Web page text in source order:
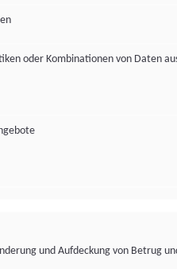
oder Kombinationen von Daten
und Aufdeckung von Betrug